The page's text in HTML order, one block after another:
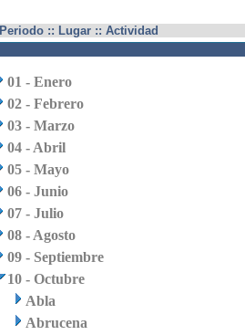
Periodo :: Lugar :: Actividad
01 - Enero
02 - Febrero
03 - Marzo
04 - Abril
05 - Mayo
06 - Junio
07 - Julio
08 - Agosto
09 - Septiembre
10 - Octubre
Abla
Abrucena